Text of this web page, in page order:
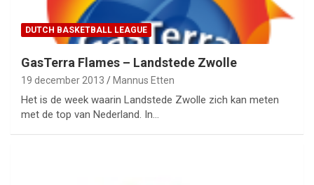
DUTCH BASKETBALL LEAGUE
GasTerra Flames – Landstede Zwolle
19 december 2013 Mannus Etten
Het is de week waarin Landstede Zwolle zich kan meten
met de top van Nederland. In…